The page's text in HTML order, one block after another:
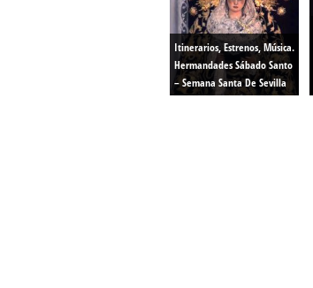
Itinerarios, Estrenos, Música.
Hermandades Sábado Santo
– Semana Santa De Sevilla